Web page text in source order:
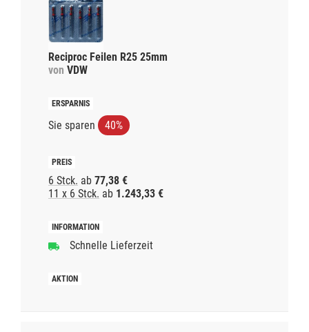
Reciproc Feilen R25 25mm
von VDW
Sie sparen 40%
6 Stck. ab 77,38 €
11 x 6 Stck. ab 1.243,33 €
Schnelle Lieferzeit